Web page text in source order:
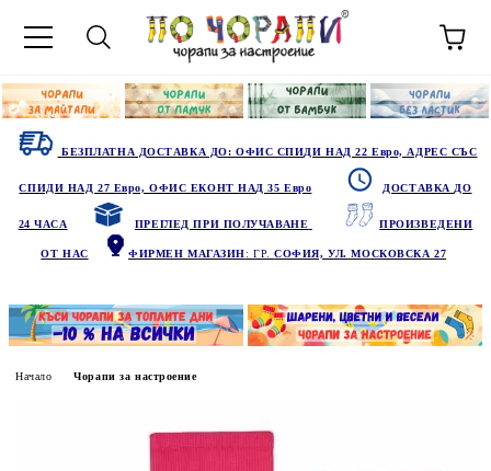
БЕЗПЛАТНА ДОСТАВКА ДО: ОФИС СПИДИ НАД 22 Евро, АДРЕС СЪС
СПИДИ НАД 27 Евро, ОФИС ЕКОНТ НАД 35 Евро ДОСТАВКА ДО
24 ЧАСА ПРЕГЛЕД ПРИ ПОЛУЧАВАНЕ ПРОИЗВЕДЕНИ
ОТ НАС ФИРМЕН МАГАЗИН: ГР.СОФИЯ, УЛ. МОСКОВСКА 27
Начало Чорапи за настроение